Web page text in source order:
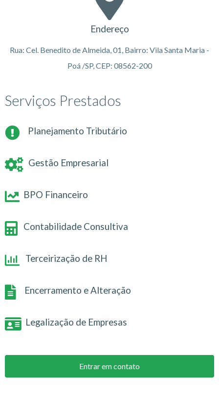
Endereço
Rua: Cel. Benedito de Almeida, 01, Bairro: Vila Santa Maria -
Poá /SP, CEP: 08562-200
Serviços Prestados
Planejamento Tributário
Gestão Empresarial
BPO Financeiro
Contabilidade Consultiva
Terceirização de RH
Encerramento e Alteração
Legalização de Empresas
Entrar em contato